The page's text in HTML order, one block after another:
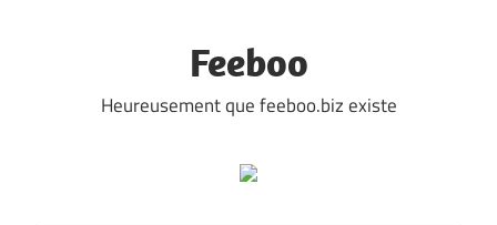
Feeboo
Heureusement que feeboo.biz existe